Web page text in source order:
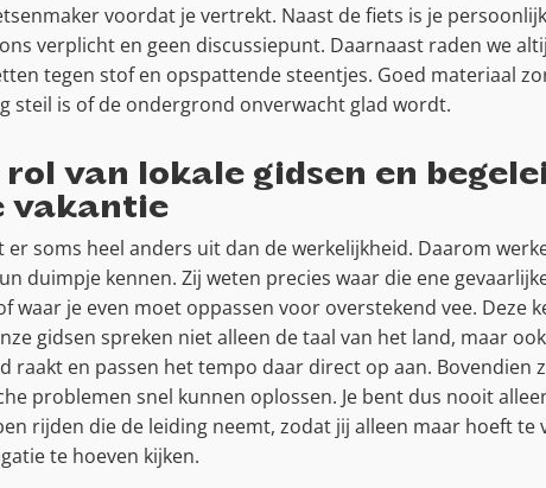
voordat je vertrekt. Naast de fiets is je
verplicht en geen discussiepunt. Daarnaast raden we
tegen stof en opspattende steentjes. Goed materiaal
steil is of de ondergrond onverwacht glad wordt.
rol van lokale gidsen en
vakantie
er soms heel anders uit dan de werkelijkheid. Daarom
duimpje kennen. Zij weten precies waar die ene
waar je even moet oppassen voor overstekend vee. Deze
gidsen spreken niet alleen de taal van het land, maar
raakt en passen het tempo daar direct op aan. Bovendien
problemen snel kunnen oplossen. Je bent dus nooit
rijden die de leiding neemt, zodat jij alleen maar hoeft te
te hoeven kijken.